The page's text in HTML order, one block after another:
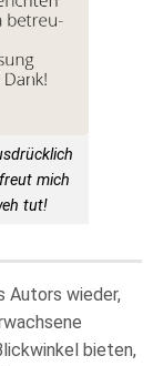
mich
tut!
Autors wieder,
bieten,